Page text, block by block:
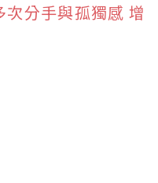
分手與孤獨感 增